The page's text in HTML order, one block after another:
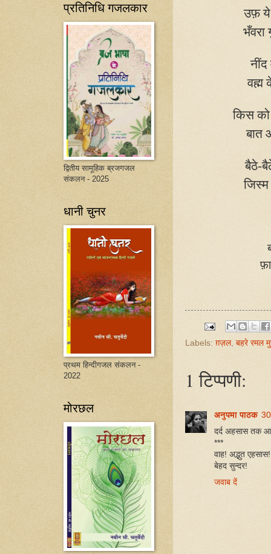
उफ़ ये
भँवरा
वह्म
किस को
बात
बैठे-
Labels:ग़ज़ल, बहरे रमल
1 टिप्पणी:
अनुपमा पाठक
दर्द अहसास तक
***
वाह! अद्भुत एहसास!
बेहद सुन्दर!
जवाब दें
प्रतिनिधि गजलकार
द्वितीय सामूहिक ब्रजगजल
संकलन - 2025
धानी चुनर
प्रथम हिन्दीगजल संकलन -
2022
मोरछल